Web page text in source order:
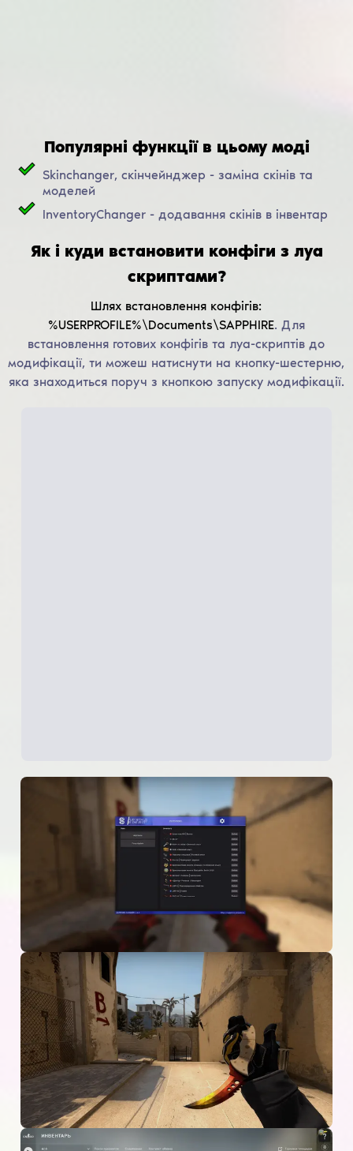
Популярні функції в цьому моді
Skinchanger, скінчейнджер - заміна скінів та
моделей
InventoryChanger - додавання скінів в інвентар
Як і куди встановити конфіги з луа
скриптами?
Шлях встановлення конфігів:
%USERPROFILE%\Documents\SAPPHIRE. Для
встановлення готових конфігів та луа-скриптів до
модифікації, ти можеш натиснути на кнопку-шестерню,
яка знаходиться поруч з кнопкою запуску модифікації.